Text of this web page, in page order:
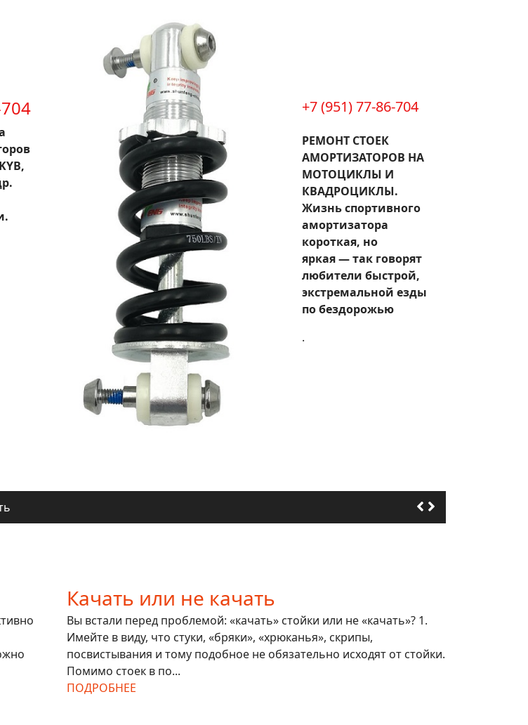
+7 (951) 77-86-704
РЕМОНТ СТОЕК
АМОРТИЗАТОРОВ НА
МОТОЦИКЛЫ И
КВАДРОЦИКЛЫ.
Жизнь спортивного
амортизатора
короткая, но
яркая — так говорят
любители быстрой,
экстремальной езды
по бездорожью
.
Качать или не качать
Вы встали перед проблемой: «качать» стойки или не «качать»? 1.
Имейте в виду, что стуки, «бряки», «хрюканья», скрипы,
посвистывания и тому подобное не обязательно исходят от стойки.
Помимо стоек в по...
ПОДРОБНЕЕ